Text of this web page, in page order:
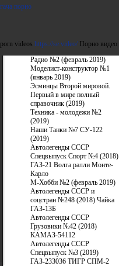
гача порно
porn videos https://se.video/ Порно видео
Радио №2 (февраль 2019)
Моделист-конструктор №1
(январь 2019)
Эсминцы Второй мировой.
Первый в мире полный
справочник (2019)
Техника - молодежи №2
(2019)
Наши Танки №7 СУ-122
(2019)
Автолегенды СССР
Спецвыпуск Спорт №4 (2018)
ГАЗ-21 Волга ралли Монте-
Карло
М-Хобби №2 (февраль 2019)
Автолегенды СССР и
соцстран №248 (2018) Чайка
ГАЗ-13Б
Автолегенды СССР
Грузовики №42 (2018)
КАМАЗ-54112
Автолегенды СССР
Спецвыпуск №3 (2019)
ГАЗ-233036 ТИГР СПМ-2